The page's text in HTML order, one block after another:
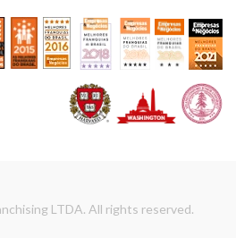
LTDA. All rights reserved.